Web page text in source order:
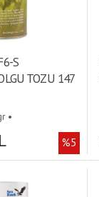
S
TOZU 147
•
%5